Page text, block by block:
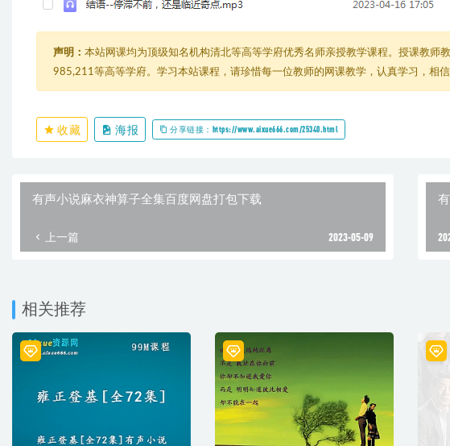
声明： 本站网课均为顶级知名机构清北等高等学府优秀名师亲授教学课程。授课教师
985,211等高等学府。学习本站课程，请珍惜每一位教师的网课教学，认真学习，相
收藏 海报 分享链接：https://www.aixue666.com/25340.html
有声小说麻衣神算子全集百度网盘打包下载
上一篇 2023-05-09
相关推荐